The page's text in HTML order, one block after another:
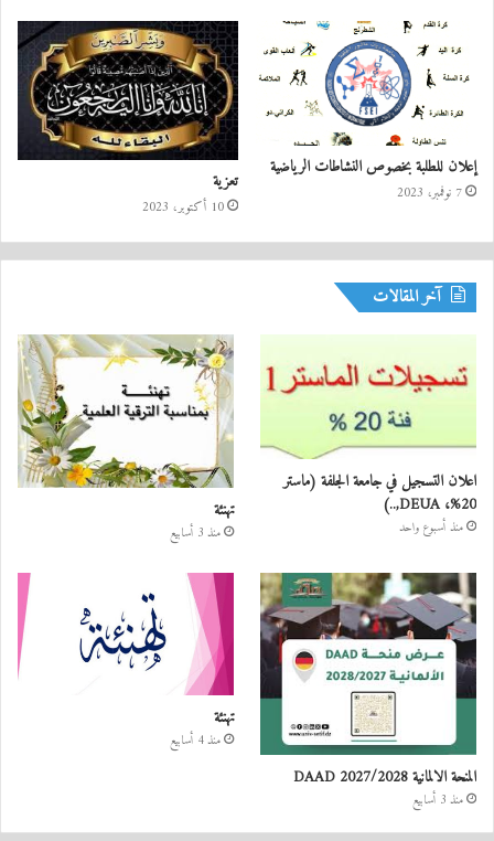
إعلان للطلبة بخصوص النشاطات الرياضية
7 نوفمبر، 2023 تعزية
10 أكتوبر، 2023
آخر المقالات
اعلان التسجيل في جامعة الجلفة (ماستر
20%، DEUA,..)
منذ أسبوع واحد
تهنئة
منذ 3 أسابيع
المنحة الالمانية DAAD 2027/2028
منذ 3 أسابيع
تهنئة
منذ 4 أسابيع